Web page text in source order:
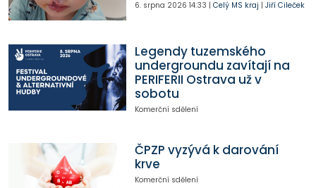
6. srpna 2026 14:33 | Celý MS kraj | Jiří Cileček
Legendy tuzemského
undergroundu zavítají na
PERIFERII Ostrava už v
sobotu
Komerční sdělení
ČPZP vyzývá k darování
krve
Komerční sdělení